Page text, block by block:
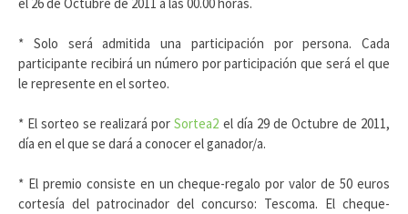
* Solo será admitida una participación por persona. Cada
participante recibirá un número por participación que será el que
le represente en el sorteo.
* El sorteo se realizará porSortea2 el día 29 de Octubre de 2011,
día en el que se dará a conocer el ganador/a.
* El premio consiste en un cheque-regalo por valor de 50 euros
cortesía del patrocinador del concurso: Tescoma. El cheque-